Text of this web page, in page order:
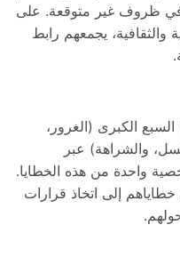
في ظروف غير متوقعة. على
والثقافية، يجمعهم رابط
الكبرى (الغرور،
والشراهة) عبر
واحدة من هذه الخطايا.
إلى اتخاذ قرارات